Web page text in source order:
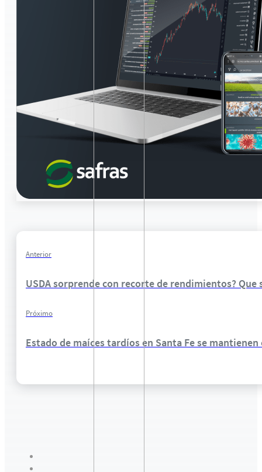
Anterior
USDA sorprende con recorte de rendimientos? Que
Próximo
Estado de maíces tardíos en Santa Fe se